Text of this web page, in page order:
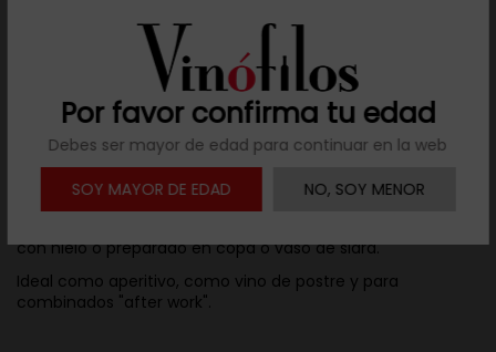
Por favor confirma tu edad
Debes ser mayor de edad para continuar en la web
SOY MAYOR DE EDAD
NO, SOY MENOR
 Descargar ficha
Descripción
En boca es muy fresco, aromático, equilibrado. Predominan
con hielo o preparado en copa o vaso de sidra.
Ideal como aperitivo, como vino de postre y para
combinados "after work".